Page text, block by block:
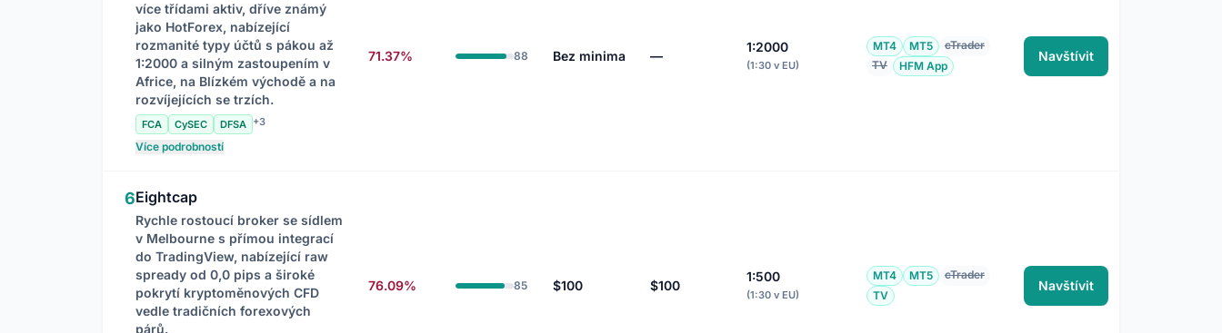
více třídami aktiv, dříve známý
jako HotForex, nabízející
rozmanité typy účtů s pákou až
1:2000 a silným zastoupením v
Africe, na Blízkém východě a na
rozvíjejících se trzích.
FCA CySEC DFSA +3
Více podrobností
71.37% 88 Bez minima —
1:2000
(1:30 v EU)
MT4 MT5
cTrader
TV
HFM App
Navštívit
6Eightcap
Rychle rostoucí broker se sídlem
v Melbourne s přímou integrací
do TradingView, nabízející raw
spready od 0,0 pips a široké
pokrytí kryptoměnových CFD
vedle tradičních forexových
párů.
76.09% 85 $100 $100
1:500
(1:30 v EU)
MT4 MT5
cTrader
TV
Navštívit